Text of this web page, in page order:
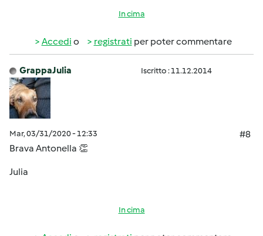
In cima
Accedi o registrati per poter commentare
GrappaJulia Iscritto : 11.12.2014
Mar, 03/31/2020 - 12:33
#8
Brava Antonella 👏
Julia
In cima